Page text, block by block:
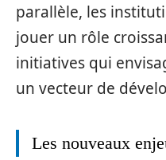
parallèle, les
jouer un rôle
initiatives qui
un vecteur de
Les nouveaux